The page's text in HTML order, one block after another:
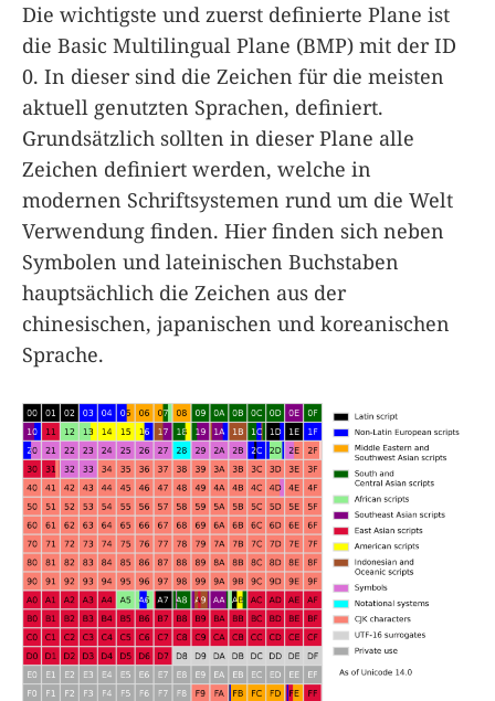
Die wichtigste und zuerst definierte Plane ist
die Basic Multilingual Plane (BMP) mit der ID
0. In dieser sind die Zeichen für die meisten
aktuell genutzten Sprachen, definiert.
Grundsätzlich sollten in dieser Plane alle
Zeichen definiert werden, welche in
modernen Schriftsystemen rund um die Welt
Verwendung finden. Hier finden sich neben
Symbolen und lateinischen Buchstaben
hauptsächlich die Zeichen aus der
chinesischen, japanischen und koreanischen
Sprache.